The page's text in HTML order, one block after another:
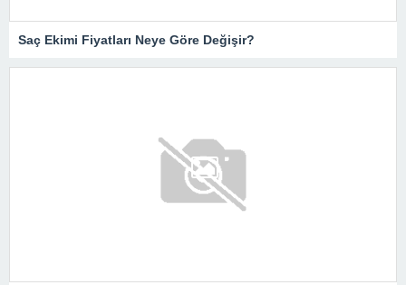
Saç Ekimi Fiyatları Neye Göre Değişir?